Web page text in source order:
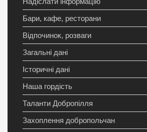
Бари, кафе, ресторани
Відпочинок, розваги
Загальні дані
Історичні дані
Наша гордість
Таланти Добропілля
Захоплення добропольчан